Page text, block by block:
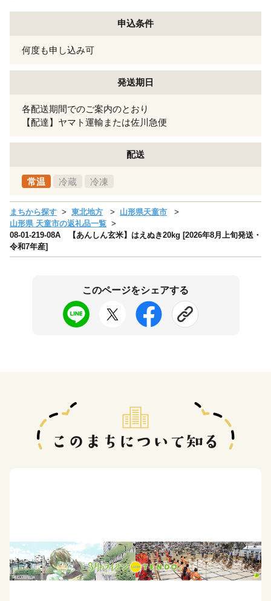
申込条件
何度も申し込み可
発送期日
各配送期間でのご案内のとおり
【配達】ヤマト運輸または佐川急便
配送
常温 冷蔵 冷凍
まちから探す 東北地方
山形県天童市
山形県 天童市の返礼品一覧
08-01-219-08A 【あんしん玄米】はえぬき20kg [2026年8月上旬発送・
令和7年産]
このページをシェアする